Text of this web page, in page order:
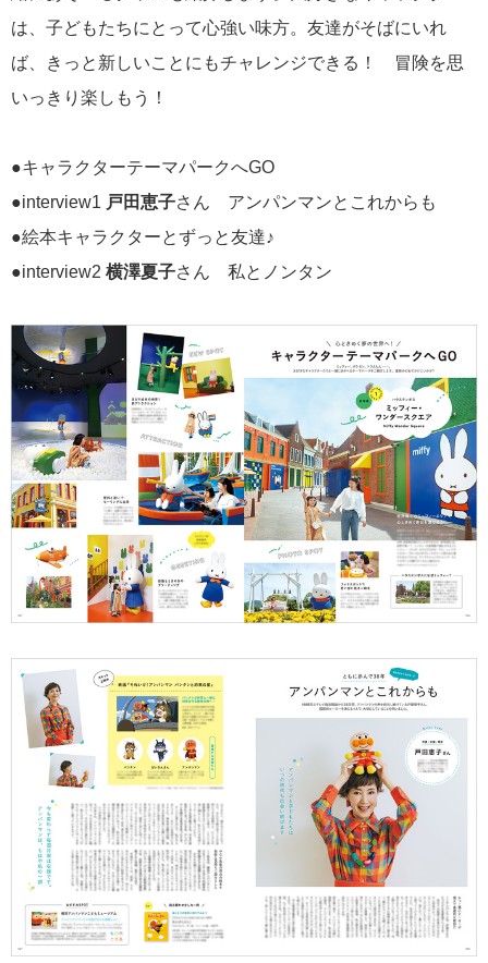
は、子どもたちにとって心強い味方。友達がそばにいれ
ば、きっと新しいことにもチャレンジできる！ 冒険を思
いっきり楽しもう！
●キャラクターテーマパークへGO
●interview1 戸田恵子さん アンパンマンとこれからも
●絵本キャラクターとずっと友達♪
●interview2 横澤夏子さん 私とノンタン